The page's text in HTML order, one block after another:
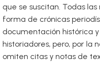
que se suscitan. Todas
forma de crónicas
documentación histórica
historiadores, pero, por la
omiten citas y notas de